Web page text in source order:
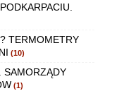
TERMOMETRY
(10)
SAMORZĄDY
(1)